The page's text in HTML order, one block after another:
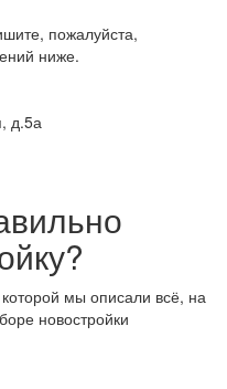
пожалуйста,
ниже.
д.5а
мы описали всё, на
новостройки